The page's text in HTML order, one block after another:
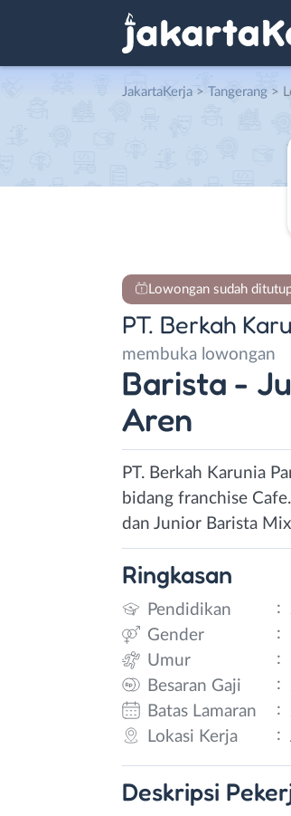
JakartaKerja > Tangerang >
Lowongan sudah
PT. Berkah
membuka lowongan
Barista -
Aren
PT. Berkah Karunia
bidang franchise
dan Junior Barista
Ringkasan
Pendidikan :
Gender
:
Umur
:
Besaran Gaji
:
Batas Lamaran
:
Lokasi Kerja
:
Deskripsi